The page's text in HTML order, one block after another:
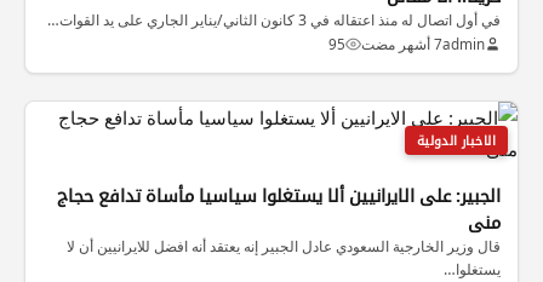
في أول اتصال له منذ اعتقاله في 3 كانون الثاني/يناير الجاري على يد القوات…
admin7 أشهر مضت 95
الاخبار الدولية
الجبير: على الايرانيين ألا يستغلوا سياسيا مأساة تدافع حجاج
منى
قال وزير الخارجية السعودي عادل الجبير إنه يعتقد أنه افضل للايرانيين أن لا
يستغلوا…